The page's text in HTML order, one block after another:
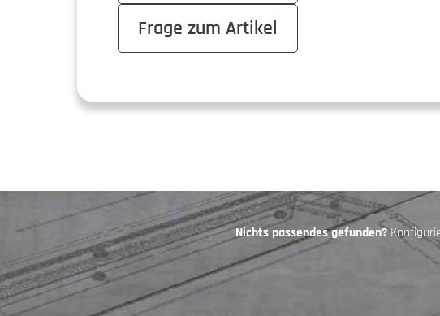
Frage zum Artikel
Nichts passendes gefunden?